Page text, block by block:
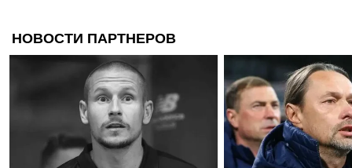
Сборная
назвала
Евро-2026
23.04.26 14:28
Украина
проиграла